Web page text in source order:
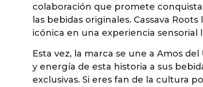
colaboración que promete
las bebidas originales. Cassava
icónica en una experiencia sensorial
Esta vez, la marca se une a Amos
y energía de esta historia a sus
exclusivas. Si eres fan de la cultura